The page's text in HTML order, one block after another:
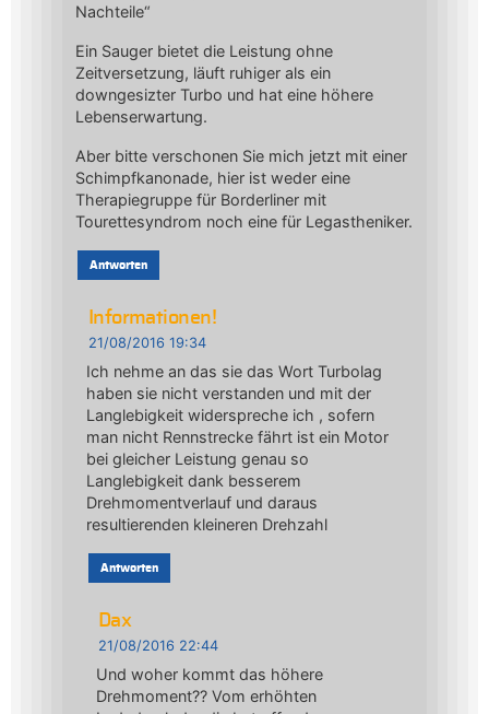
Nachteile“
Ein Sauger bietet die Leistung ohne
Zeitversetzung, läuft ruhiger als ein
downgesizter Turbo und hat eine höhere
Lebenserwartung.
Aber bitte verschonen Sie mich jetzt mit einer
Schimpfkanonade, hier ist weder eine
Therapiegruppe für Borderliner mit
Tourettesyndrom noch eine für Legastheniker.
Antworten
Informationen!
21/08/2016 19:34
Ich nehme an das sie das Wort Turbolag
haben sie nicht verstanden und mit der
Langlebigkeit widerspreche ich , sofern
man nicht Rennstrecke fährt ist ein Motor
bei gleicher Leistung genau so
Langlebigkeit dank besserem
Drehmomentverlauf und daraus
resultierenden kleineren Drehzahl
Antworten
Dax
21/08/2016 22:44
Und woher kommt das höhere
Drehmoment?? Vom erhöhten